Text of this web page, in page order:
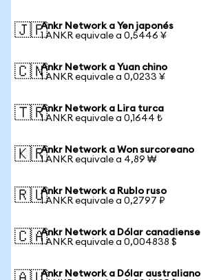
🇯🇵Ankr Network a Yen japonés
1 ANKR equivale a 0,5446 ¥
🇨🇳Ankr Network a Yuan chino
1 ANKR equivale a 0,0233 ¥
🇹🇷Ankr Network a Lira turca
1 ANKR equivale a 0,1644 ₺
🇰🇷Ankr Network a Won surcoreano
1 ANKR equivale a 4,89 ₩
🇷🇺Ankr Network a Rublo ruso
1 ANKR equivale a 0,2797 ₽
🇨🇦Ankr Network a Dólar canadiense
1 ANKR equivale a 0,004838 $
Ankr Network a Dólar australiano